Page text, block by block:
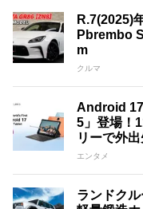
R.7(2025)
Pbrembo
m
クルマ
Android
5」登場！
リーで外
エンタメ
ランドク